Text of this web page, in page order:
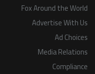
Fox Around the World
Advertise With Us
Ad Choices
Media Relations
Compliance